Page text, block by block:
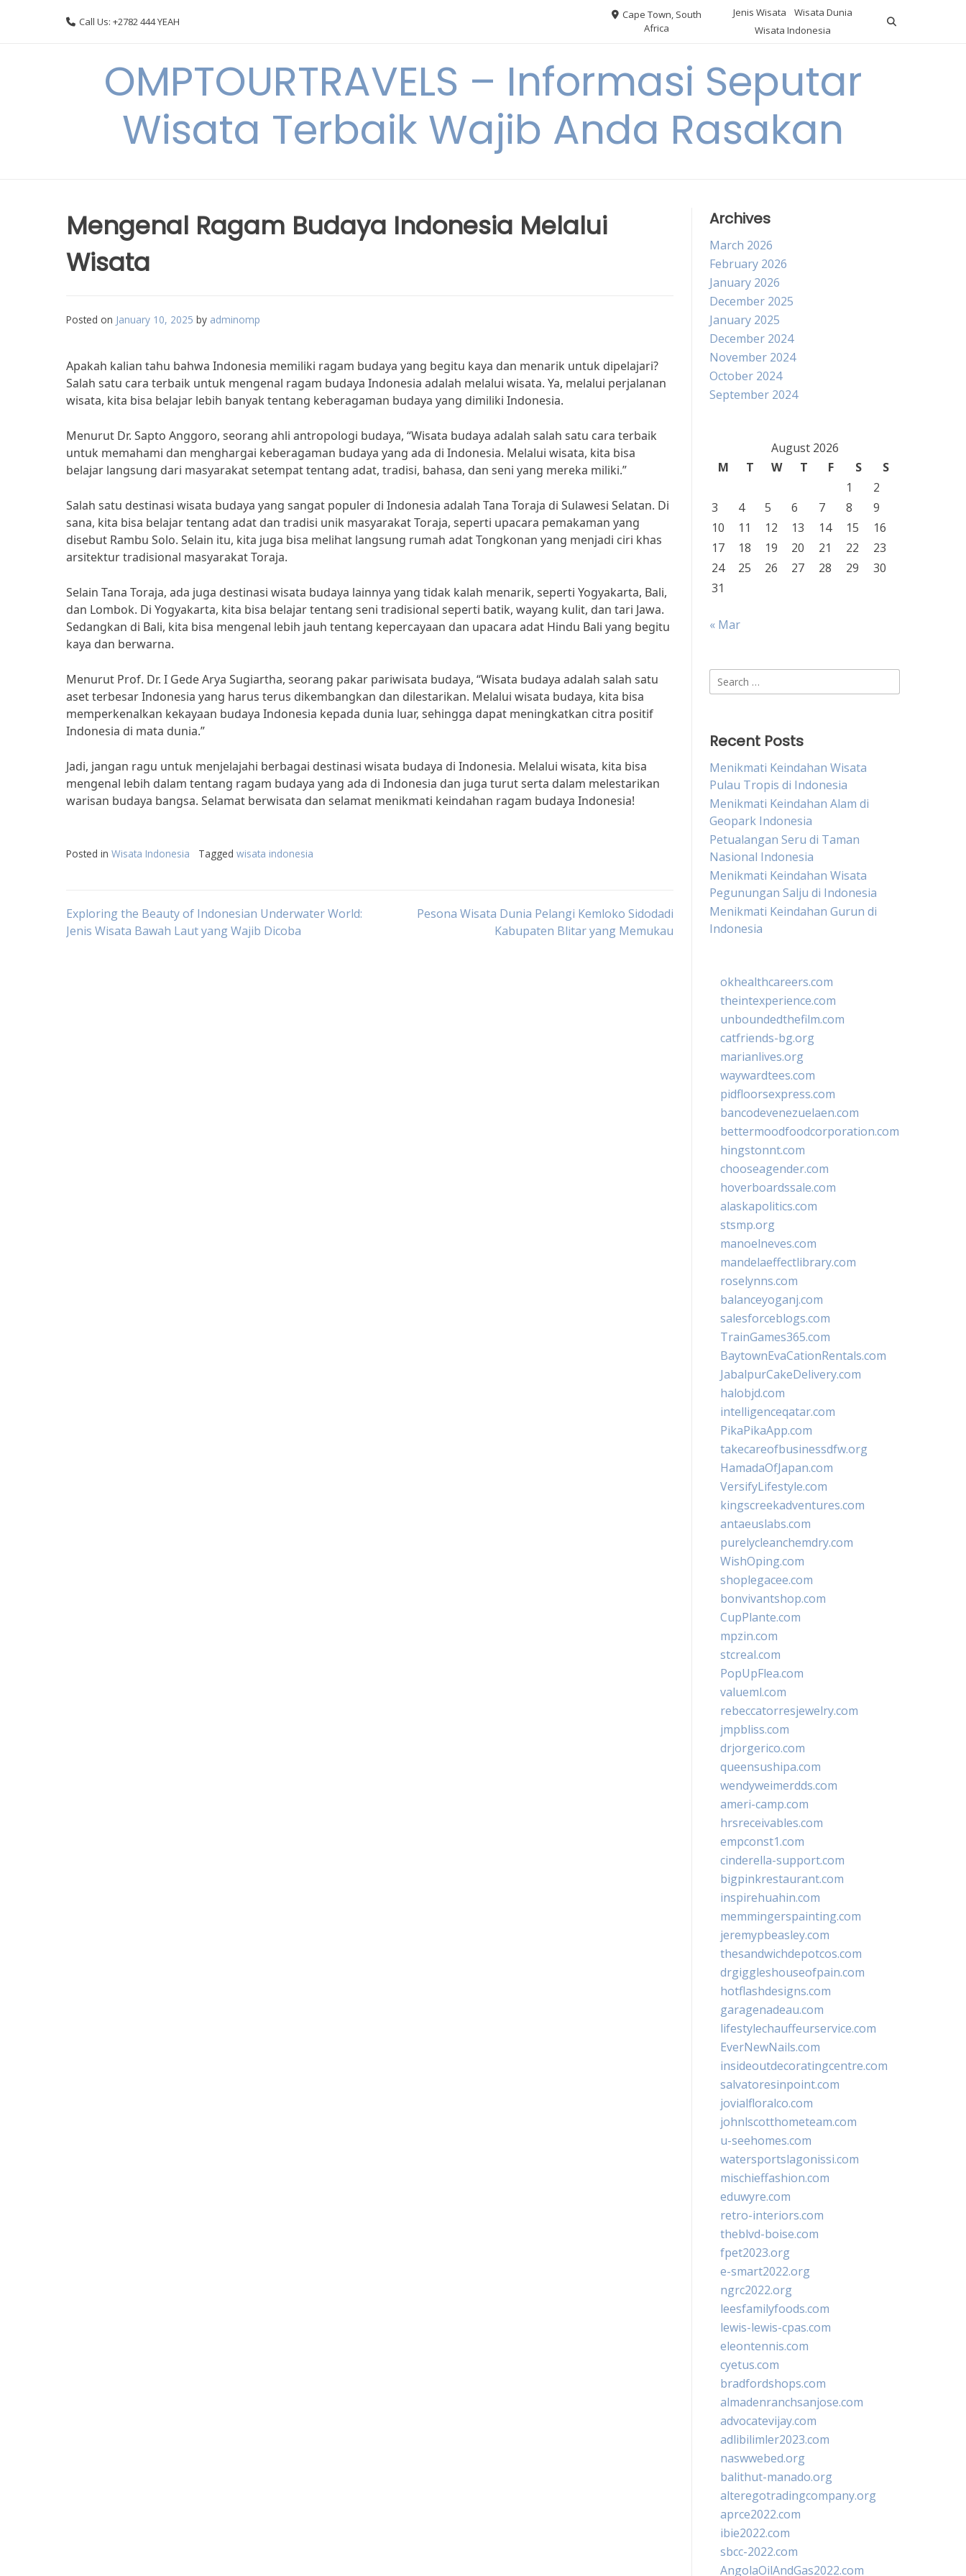
Call Us: +2782 444 YEAH
Cape Town, South
Africa
Jenis Wisata
Wisata Dunia
Wisata Indonesia
OMPTOURTRAVELS – Informasi Seputar
Wisata Terbaik Wajib Anda Rasakan
Mengenal Ragam Budaya Indonesia Melalui
Wisata
Posted on January 10, 2025 by adminomp
Apakah kalian tahu bahwa Indonesia memiliki ragam budaya yang begitu kaya dan menarik untuk dipelajari?
Salah satu cara terbaik untuk mengenal ragam budaya Indonesia adalah melalui wisata. Ya, melalui perjalanan
wisata, kita bisa belajar lebih banyak tentang keberagaman budaya yang dimiliki Indonesia.
Menurut Dr. Sapto Anggoro, seorang ahli antropologi budaya, “Wisata budaya adalah salah satu cara terbaik
untuk memahami dan menghargai keberagaman budaya yang ada di Indonesia. Melalui wisata, kita bisa
belajar langsung dari masyarakat setempat tentang adat, tradisi, bahasa, dan seni yang mereka miliki.”
Salah satu destinasi wisata budaya yang sangat populer di Indonesia adalah Tana Toraja di Sulawesi Selatan. Di
sana, kita bisa belajar tentang adat dan tradisi unik masyarakat Toraja, seperti upacara pemakaman yang
disebut Rambu Solo. Selain itu, kita juga bisa melihat langsung rumah adat Tongkonan yang menjadi ciri khas
arsitektur tradisional masyarakat Toraja.
Selain Tana Toraja, ada juga destinasi wisata budaya lainnya yang tidak kalah menarik, seperti Yogyakarta, Bali,
dan Lombok. Di Yogyakarta, kita bisa belajar tentang seni tradisional seperti batik, wayang kulit, dan tari Jawa.
Sedangkan di Bali, kita bisa mengenal lebih jauh tentang kepercayaan dan upacara adat Hindu Bali yang begitu
kaya dan berwarna.
Menurut Prof. Dr. I Gede Arya Sugiartha, seorang pakar pariwisata budaya, “Wisata budaya adalah salah satu
aset terbesar Indonesia yang harus terus dikembangkan dan dilestarikan. Melalui wisata budaya, kita bisa
memperkenalkan kekayaan budaya Indonesia kepada dunia luar, sehingga dapat meningkatkan citra positif
Indonesia di mata dunia.”
Jadi, jangan ragu untuk menjelajahi berbagai destinasi wisata budaya di Indonesia. Melalui wisata, kita bisa
mengenal lebih dalam tentang ragam budaya yang ada di Indonesia dan juga turut serta dalam melestarikan
warisan budaya bangsa. Selamat berwisata dan selamat menikmati keindahan ragam budaya Indonesia!
Posted in Wisata Indonesia Tagged wisata indonesia
Post
Exploring the Beauty of Indonesian Underwater World:
Jenis Wisata Bawah Laut yang Wajib Dicoba
Pesona Wisata Dunia Pelangi Kemloko Sidodadi
Kabupaten Blitar yang Memukau
Archives
March 2026
February 2026
January 2026
December 2025
January 2025
December 2024
November 2024
October 2024
September 2024
August 2026
M
T W T F S
S
1
2
3
4 5 6 7 8
9
10
11 12 13 14 15
16
17
18 19 20 21 22
23
24
25 26 27 28 29
30
31
« Mar
Search
for:
Recent Posts
Menikmati Keindahan Wisata
Pulau Tropis di Indonesia
Menikmati Keindahan Alam di
Geopark Indonesia
Petualangan Seru di Taman
Nasional Indonesia
Menikmati Keindahan Wisata
Pegunungan Salju di Indonesia
Menikmati Keindahan Gurun di
Indonesia
okhealthcareers.com
theintexperience.com
unboundedthefilm.com
catfriends-bg.org
marianlives.org
waywardtees.com
pidfloorsexpress.com
bancodevenezuelaen.com
bettermoodfoodcorporation.com
hingstonnt.com
chooseagender.com
hoverboardssale.com
alaskapolitics.com
stsmp.org
manoelneves.com
mandelaeffectlibrary.com
roselynns.com
balanceyoganj.com
salesforceblogs.com
TrainGames365.com
BaytownEvaCationRentals.com
JabalpurCakeDelivery.com
halobjd.com
intelligenceqatar.com
PikaPikaApp.com
takecareofbusinessdfw.org
HamadaOfJapan.com
VersifyLifestyle.com
kingscreekadventures.com
antaeuslabs.com
purelycleanchemdry.com
WishOping.com
shoplegacee.com
bonvivantshop.com
CupPlante.com
mpzin.com
stcreal.com
PopUpFlea.com
valueml.com
rebeccatorresjewelry.com
jmpbliss.com
drjorgerico.com
queensushipa.com
wendyweimerdds.com
ameri-camp.com
hrsreceivables.com
empconst1.com
cinderella-support.com
bigpinkrestaurant.com
inspirehuahin.com
memmingerspainting.com
jeremypbeasley.com
thesandwichdepotcos.com
drgiggleshouseofpain.com
hotflashdesigns.com
garagenadeau.com
lifestylechauffeurservice.com
EverNewNails.com
insideoutdecoratingcentre.com
salvatoresinpoint.com
jovialfloralco.com
johnlscotthometeam.com
u-seehomes.com
watersportslagonissi.com
mischieffashion.com
eduwyre.com
retro-interiors.com
theblvd-boise.com
fpet2023.org
e-smart2022.org
ngrc2022.org
leesfamilyfoods.com
lewis-lewis-cpas.com
eleontennis.com
cyetus.com
bradfordshops.com
almadenranchsanjose.com
advocatevijay.com
adlibilimler2023.com
naswwebed.org
balithut-manado.org
alteregotradingcompany.org
aprce2022.com
ibie2022.com
sbcc-2022.com
AngolaOilAndGas2022.com